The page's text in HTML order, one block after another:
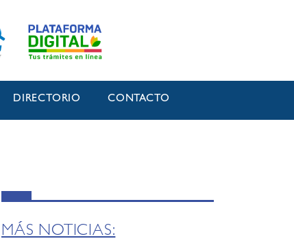
DIRECTORIO CONTACTO
MÁS NOTICIAS: